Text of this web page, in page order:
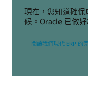
現在，您知道確
候。Oracle 已做
閱讀我們現代 ERP 的